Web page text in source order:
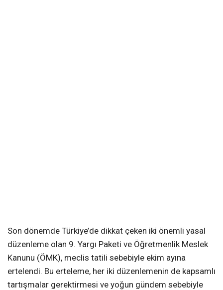
Son dönemde Türkiye’de dikkat çeken iki önemli yasal
düzenleme olan 9. Yargı Paketi ve Öğretmenlik Meslek
Kanunu (ÖMK), meclis tatili sebebiyle ekim ayına
ertelendi. Bu erteleme, her iki düzenlemenin de kapsamlı
tartışmalar gerektirmesi ve yoğun gündem sebebiyle